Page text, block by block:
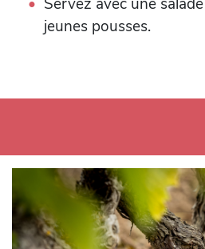
Servez avec une
jeunes pousses.